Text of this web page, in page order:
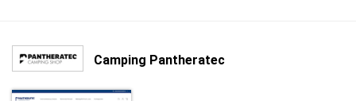
Camping Pantheratec